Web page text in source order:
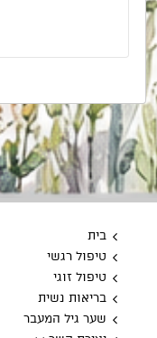
בית
טיפול רגשי
טיפול זוגי
בריאות נשית
שער גיל המעבר